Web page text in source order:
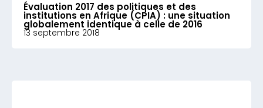
Évaluation 2017 des politiques et des
institutions en Afrique (CPIA) : une situation
globalement identique à celle de 2016
13 septembre 2018